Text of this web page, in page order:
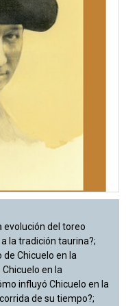
evolución del toreo
la tradición taurina?;
Chicuelo en la
en la
influyó Chicuelo en la
de su tiempo?;